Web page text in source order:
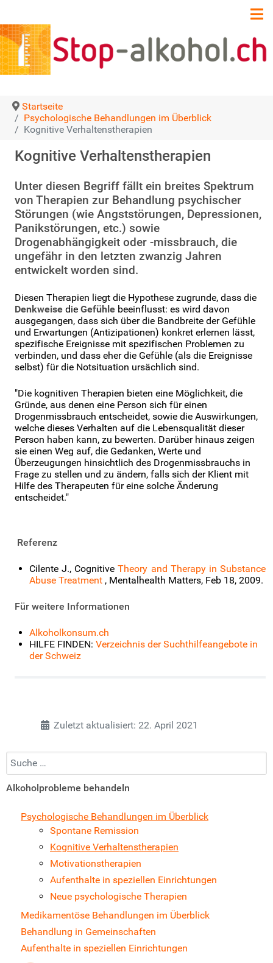
Startseite
Psychologische Behandlungen im Überblick
Kognitive Verhaltenstherapien
Kognitive Verhaltenstherapien
Unter diesen Begriff fällt ein breites Spektrum
von Therapien zur Behandlung psychischer
Störungen (wie Angststörungen, Depressionen,
Panikstörungen, etc.) sowie
Drogenabhängigkeit oder -missbrauch, die
ungefähr in den letzten zwanzig Jahren
entwickelt worden sind.
Diesen Therapien liegt die Hypothese zugrunde, dass die
Denkweise die Gefühle beeinflusst: es wird davon
ausgegangen, dass sich über die Bandbreite der Gefühle
und Erwartungen (Antizipationen) konkret erlernen lässt,
spezifische Ereignisse mit spezifischen Problemen zu
verbinden, und dass eher die Gefühle (als die Ereignisse
selbst) für die Notsituation ursächlich sind.
"Die kognitiven Therapien bieten eine Möglichkeit, die
Gründe, aus denen eine Person sich für einen
Drogenmissbrauch entscheidet, sowie die Auswirkungen,
welche dieses Verhalten auf die Lebensqualität dieser
Person haben kann, zu bewerten. Darüber hinaus zeigen
sie einen Weg auf, die Gedanken, Werte und
Überzeugungen hinsichtlich des Drogenmissbrauchs in
Frage zu stellen und zu ändern, falls sich der Klient mit
Hilfe des Therapeuten für eine solche Änderung
entscheidet."
Referenz
Cilente J., CognitiveTheory and Therapy in Substance
Abuse Treatment , Mentalhealth Matters, Feb 18, 2009.
Für weitere Informationen
Alkoholkonsum.ch
HILFE FINDEN: Verzeichnis der Suchthilfeangebote in
der Schweiz
Zuletzt aktualisiert: 22. April 2021
Suchen...
Alkoholprobleme behandeln
Psychologische Behandlungen im Überblick
Spontane Remission
Kognitive Verhaltenstherapien
Motivationstherapien
Aufenthalte in speziellen Einrichtungen
Neue psychologische Therapien
Medikamentöse Behandlungen im Überblick
Behandlung in Gemeinschaften
Aufenthalte in speziellen Einrichtungen